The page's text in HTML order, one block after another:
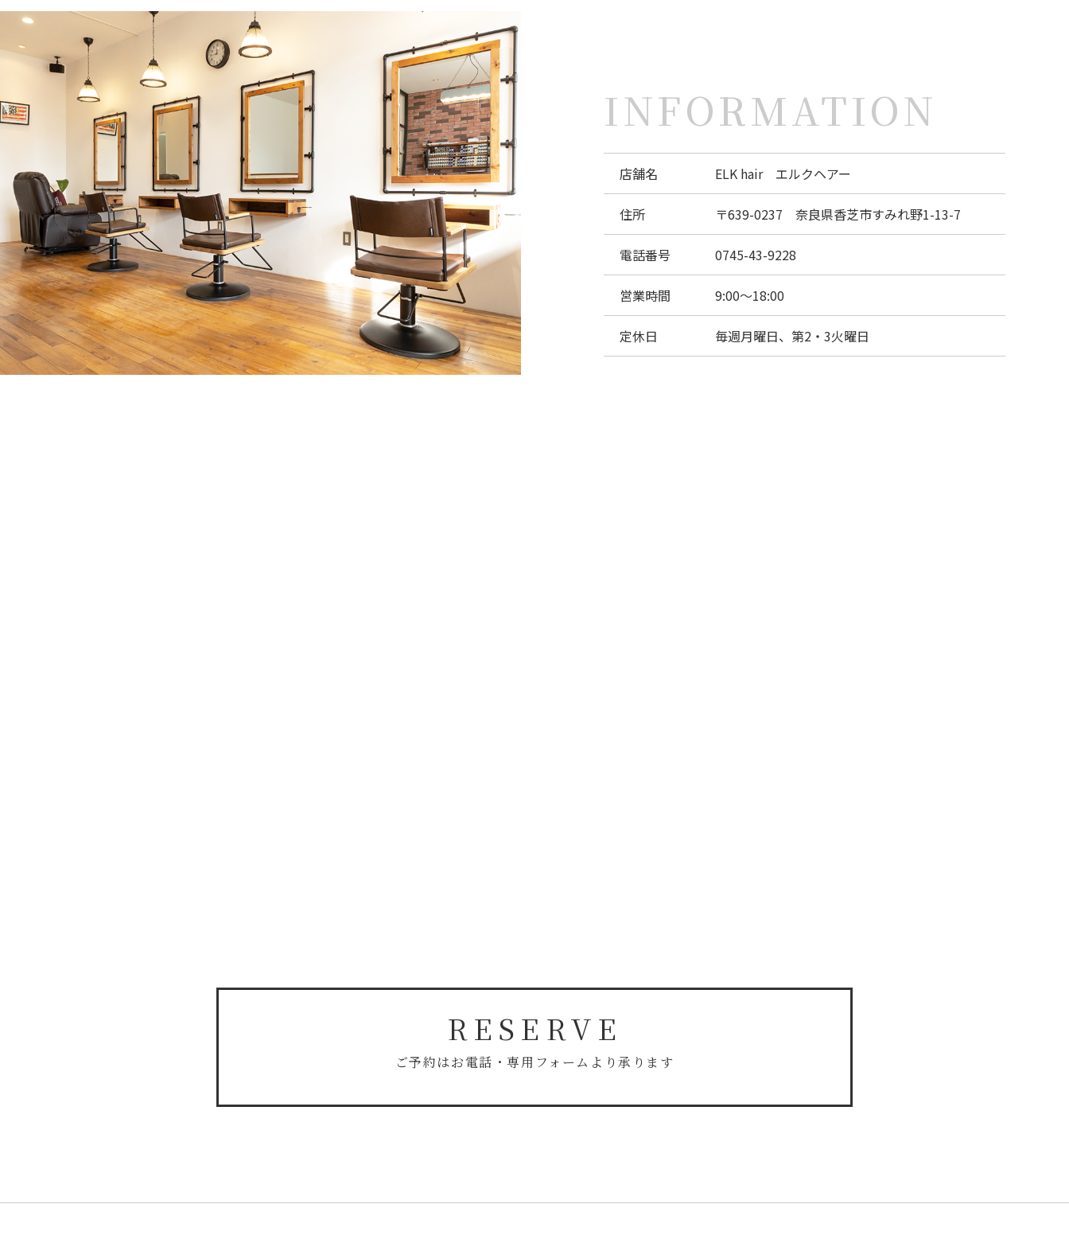
INFORMATION
店舗名 ELK hair エルクヘアー
住所 〒639-0237 奈良県香芝市すみれ野1-13-7
電話番号 0745-43-9228
営業時間 9:00～18:00
定休日 毎週月曜日、第2・3火曜日
RESERVE
ご予約はお電話・専用フォームより承ります